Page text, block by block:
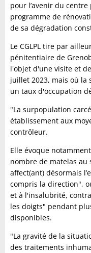
pour l’avenir du
programme de
de sa dégradation
Le CGLPL tire par
pénitentiaire de
l'objet d'une visite et
juillet 2023, mais où la
un taux d'occupation
"La surpopulation
établissement aux
contrôleur.
Elle évoque
nombre de matelas
affect(ant) désormais
compris la direction",
et à l'insalubrité,
les doigts" pendant
disponibles.
"La gravité de la
des traitements